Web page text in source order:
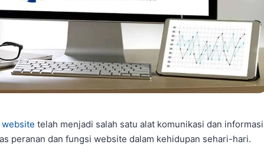
website telah menjadi salah satu alat komunikasi dan informasi
peranan dan fungsi website dalam kehidupan sehari-hari.